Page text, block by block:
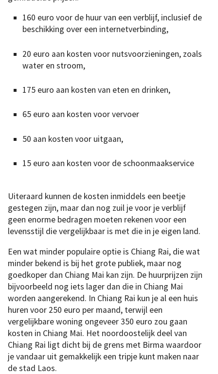
160 euro voor de huur van een verblijf, inclusief de
beschikking over een internetverbinding,
20 euro aan kosten voor nutsvoorzieningen, zoals
water en stroom,
175 euro aan kosten van eten en drinken,
65 euro aan kosten voor vervoer
50 aan kosten voor uitgaan,
15 euro aan kosten voor de schoonmaakservice
Uiteraard kunnen de kosten inmiddels een beetje
gestegen zijn, maar dan nog zuil je voor je verblijf
geen enorme bedragen moeten rekenen voor een
levensstijl die vergelijkbaar is met die in je eigen land.
Een wat minder populaire optie is Chiang Rai, die wat
minder bekend is bij het grote publiek, maar nog
goedkoper dan Chiang Mai kan zijn. De huurprijzen zijn
bijvoorbeeld nog iets lager dan die in Chiang Mai
worden aangerekend. In Chiang Rai kun je al een huis
huren voor 250 euro per maand, terwijl een
vergelijkbare woning ongeveer 350 euro zou gaan
kosten in Chiang Mai. Het noordoostelijk deel van
Chiang Rai ligt dicht bij de grens met Birma waardoor
je vandaar uit gemakkelijk een tripje kunt maken naar
de stad Laos.